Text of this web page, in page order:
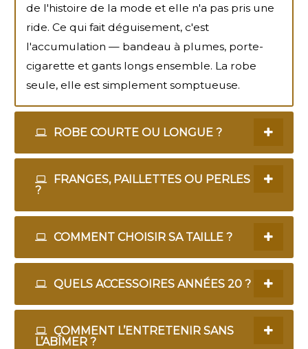
de l'histoire de la mode et elle n'a pas pris une
ride. Ce qui fait déguisement, c'est
l'accumulation — bandeau à plumes, porte-
cigarette et gants longs ensemble. La robe
seule, elle est simplement somptueuse.
ROBE COURTE OU LONGUE ?
FRANGES, PAILLETTES OU PERLES
?
COMMENT CHOISIR SA TAILLE ?
QUELS ACCESSOIRES ANNÉES 20 ?
COMMENT L’ENTRETENIR SANS
L’ABÎMER ?